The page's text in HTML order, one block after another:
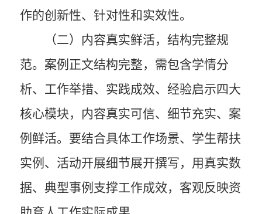
作的创新性、针对性和实效性。
（二）内容真实鲜活，结构完整规
范。 案例正文结构完整，需包含学情分
析、工作举措、实践成效、经验启示四大
核心模块，内容真实可信、细节充实、案
例鲜活。要结合具体工作场景、学生帮扶
实例、活动开展细节展开撰写，用真实数
据、典型事例支撑工作成效，客观反映资